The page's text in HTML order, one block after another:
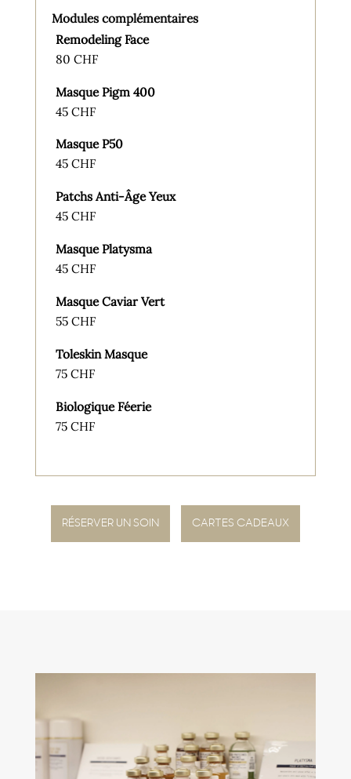
Modules complémentaires
Remodeling Face
80 CHF
Masque Pigm 400
45 CHF
Masque P50
45 CHF
Patchs Anti-Âge Yeux
45 CHF
Masque Platysma
45 CHF
Masque Caviar Vert
55 CHF
Toleskin Masque
75 CHF
Biologique Féerie
75 CHF
RÉSERVER UN SOIN CARTES CADEAUX